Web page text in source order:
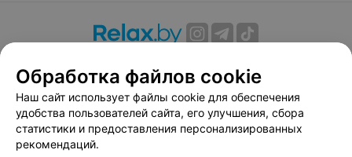
Вакансии
Публичный договор
Способы оплаты
Публичный договор по использованию сервиса
«Афиша»
Пользовательское соглашение
Обработка файлов cookie
Наш сайт использует файлы cookie для обеспечения
удобства пользователей сайта, его улучшения, сбора
статистики и предоставления персонализированных
рекомендаций.